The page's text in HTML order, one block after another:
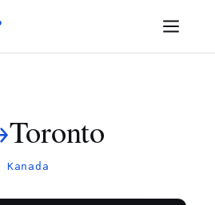
Toronto
Kanada